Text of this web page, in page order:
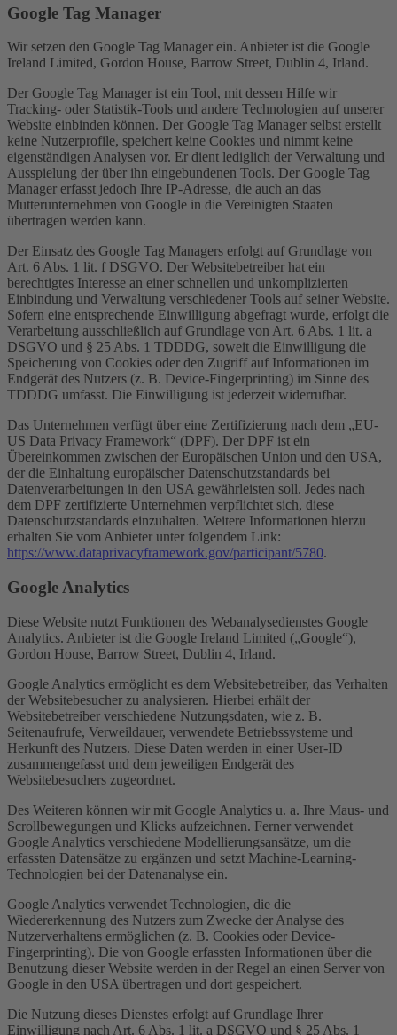
Google Tag Manager
Wir setzen den Google Tag Manager ein. Anbieter ist die Google
Ireland Limited, Gordon House, Barrow Street, Dublin 4, Irland.
Der Google Tag Manager ist ein Tool, mit dessen Hilfe wir
Tracking- oder Statistik-Tools und andere Technologien auf unserer
Website einbinden können. Der Google Tag Manager selbst erstellt
keine Nutzerprofile, speichert keine Cookies und nimmt keine
eigenständigen Analysen vor. Er dient lediglich der Verwaltung und
Ausspielung der über ihn eingebundenen Tools. Der Google Tag
Manager erfasst jedoch Ihre IP-Adresse, die auch an das
Mutterunternehmen von Google in die Vereinigten Staaten
übertragen werden kann.
Der Einsatz des Google Tag Managers erfolgt auf Grundlage von
Art. 6 Abs. 1 lit. f DSGVO. Der Websitebetreiber hat ein
berechtigtes Interesse an einer schnellen und unkomplizierten
Einbindung und Verwaltung verschiedener Tools auf seiner Website.
Sofern eine entsprechende Einwilligung abgefragt wurde, erfolgt die
Verarbeitung ausschließlich auf Grundlage von Art. 6 Abs. 1 lit. a
DSGVO und § 25 Abs. 1 TDDDG, soweit die Einwilligung die
Speicherung von Cookies oder den Zugriff auf Informationen im
Endgerät des Nutzers (z. B. Device-Fingerprinting) im Sinne des
TDDDG umfasst. Die Einwilligung ist jederzeit widerrufbar.
Das Unternehmen verfügt über eine Zertifizierung nach dem „EU-
US Data Privacy Framework“ (DPF). Der DPF ist ein
Übereinkommen zwischen der Europäischen Union und den USA,
der die Einhaltung europäischer Datenschutzstandards bei
Datenverarbeitungen in den USA gewährleisten soll. Jedes nach
dem DPF zertifizierte Unternehmen verpflichtet sich, diese
Datenschutzstandards einzuhalten. Weitere Informationen hierzu
erhalten Sie vom Anbieter unter folgendem Link:
https://www.dataprivacyframework.gov/participant/5780.
Google Analytics
Diese Website nutzt Funktionen des Webanalysedienstes Google
Analytics. Anbieter ist die Google Ireland Limited („Google“),
Gordon House, Barrow Street, Dublin 4, Irland.
Google Analytics ermöglicht es dem Websitebetreiber, das Verhalten
der Websitebesucher zu analysieren. Hierbei erhält der
Websitebetreiber verschiedene Nutzungsdaten, wie z. B.
Seitenaufrufe, Verweildauer, verwendete Betriebssysteme und
Herkunft des Nutzers. Diese Daten werden in einer User-ID
zusammengefasst und dem jeweiligen Endgerät des
Websitebesuchers zugeordnet.
Des Weiteren können wir mit Google Analytics u. a. Ihre Maus- und
Scrollbewegungen und Klicks aufzeichnen. Ferner verwendet
Google Analytics verschiedene Modellierungsansätze, um die
erfassten Datensätze zu ergänzen und setzt Machine-Learning-
Technologien bei der Datenanalyse ein.
Google Analytics verwendet Technologien, die die
Wiedererkennung des Nutzers zum Zwecke der Analyse des
Nutzerverhaltens ermöglichen (z. B. Cookies oder Device-
Fingerprinting). Die von Google erfassten Informationen über die
Benutzung dieser Website werden in der Regel an einen Server von
Google in den USA übertragen und dort gespeichert.
Die Nutzung dieses Dienstes erfolgt auf Grundlage Ihrer
Einwilligung nach Art. 6 Abs. 1 lit. a DSGVO und § 25 Abs. 1